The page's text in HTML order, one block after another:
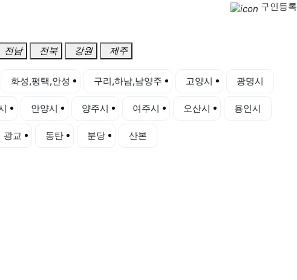
구인등록
전남 전북 강원 제주
화성,평택,안성 구리,하남,남양주 고양시 광명시
안양시 양주시 여주시 오산시 용인시
광교 동탄 분당
산본